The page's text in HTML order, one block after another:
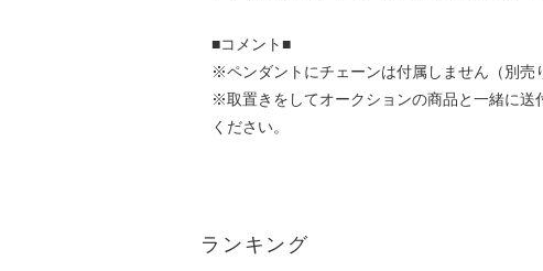
■コメント■
※ペンダントにチェーンは付属しません（別売
※取置きをしてオークションの商品と一緒に送
ください。
ランキング